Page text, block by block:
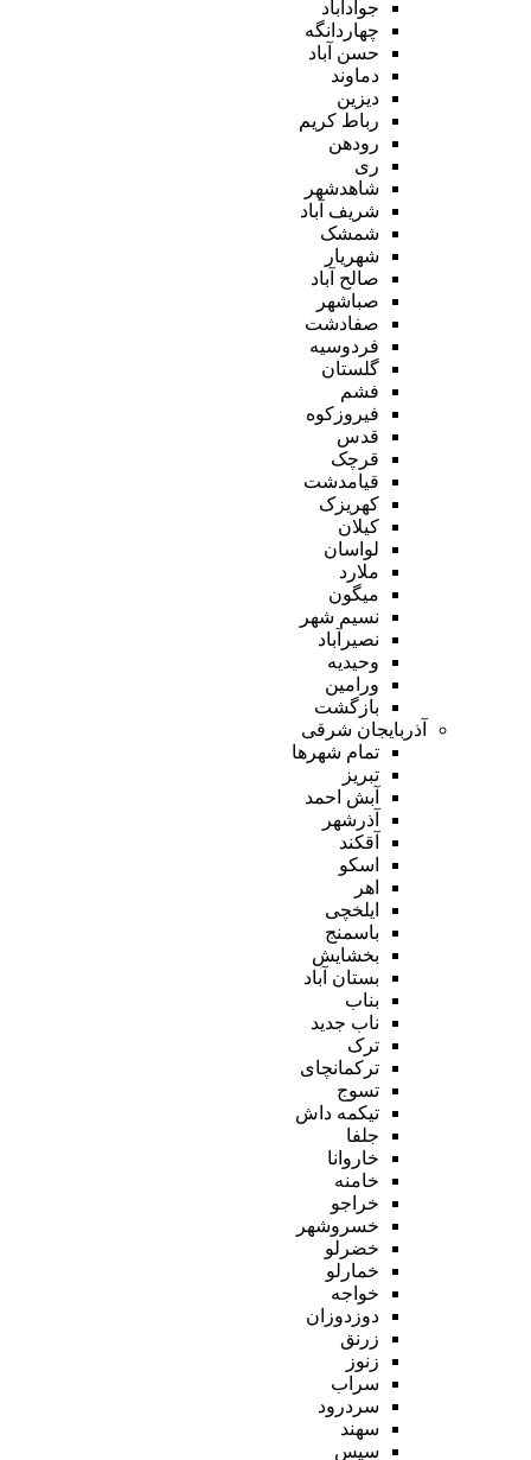
جوادآباد
چهاردانگه
حسن آباد
دماوند
دیزین
رباط کریم
رودهن
ری
شاهدشهر
شریف آباد
شمشک
شهریار
صالح آباد
صباشهر
صفادشت
فردوسیه
گلستان
فشم
فیروزکوه
قدس
قرچک
قیامدشت
کهریزک
کیلان
لواسان
ملارد
میگون
نسیم شهر
نصیرآباد
وحیدیه
ورامین
بازگشت
آذربایجان شرقی
تمام شهر‌ها
تبریز
آبش احمد
آذرشهر
آقکند
اسکو
اهر
ایلخچی
باسمنج
بخشایش
بستان آباد
بناب
ناب جدید
ترک
ترکمانچای
تسوج
تیکمه داش
جلفا
خاروانا
خامنه
خراجو
خسروشهر
خضرلو
خمارلو
خواجه
دوزدوزان
زرنق
زنوز
سراب
سردرود
سهند
سیس